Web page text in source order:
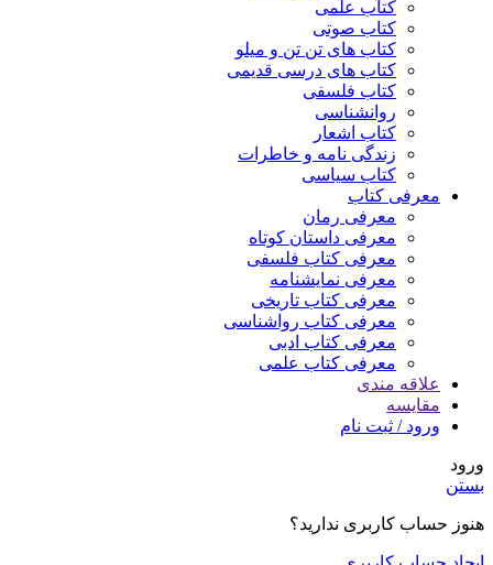
کتاب علمی
کتاب صوتی
کتاب های تن تن و میلو
کتاب های درسی قدیمی
کتاب فلسفی
روانشناسی
کتاب اشعار
زندگی نامه و خاطرات
کتاب سیاسی
معرفی کتاب
معرفی رمان
معرفی داستان کوتاه
معرفی کتاب فلسفی
معرفی نمایشنامه
معرفی کتاب تاریخی
معرفی کتاب رواشناسی
معرفی کتاب ادبی
معرفی کتاب علمی
علاقه مندی
مقایسه
ورود / ثبت نام
ورود
بستن
هنوز حساب کاربری ندارید؟